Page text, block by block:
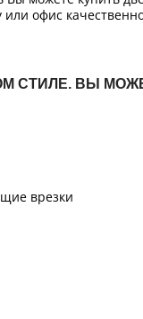
или офис
СТИЛЕ. ВЫ
врезки